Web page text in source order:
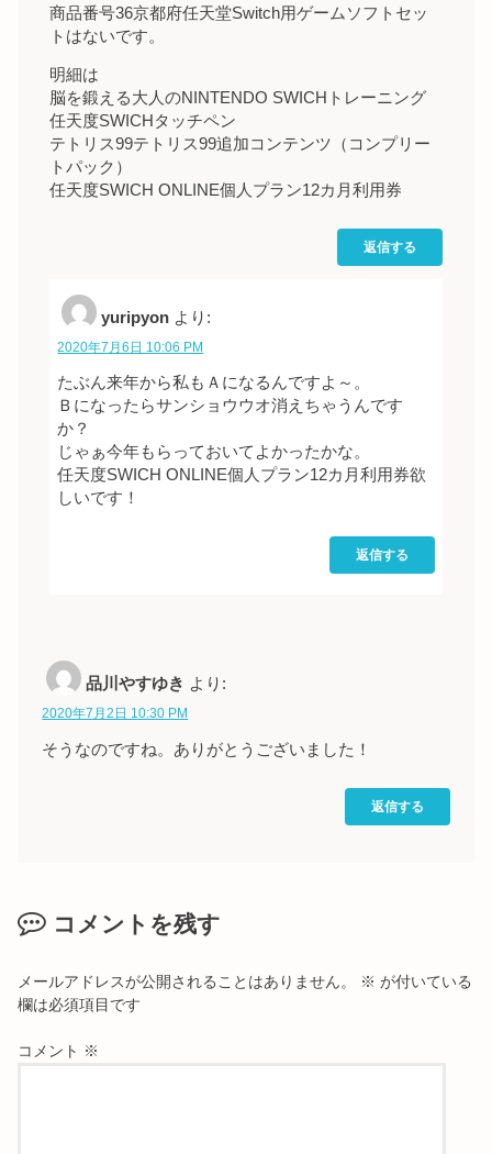
商品番号36京都府任天堂Switch用ゲームソフトセッ
トはないです。
明細は
脳を鍛える大人のNINTENDO SWICHトレーニング
任天度SWICHタッチペン
テトリス99テトリス99追加コンテンツ（コンプリー
トパック）
任天度SWICH ONLINE個人プラン12カ月利用券
返信する
yuripyon より:
2020年7月6日 10:06 PM
たぶん来年から私もＡになるんですよ～。
Ｂになったらサンショウウオ消えちゃうんです
か？
じゃぁ今年もらっておいてよかったかな。
任天度SWICH ONLINE個人プラン12カ月利用券欲
しいです！
返信する
品川やすゆき より:
2020年7月2日 10:30 PM
そうなのですね。ありがとうございました！
返信する
コメントを残す
メールアドレスが公開されることはありません。 ※ が付いている
欄は必須項目です
コメント ※